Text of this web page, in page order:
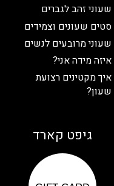
שעוני זהב לגברים
סטים שעונים וצמידים
שעוני מרובעים לנשים
איזה מידה אני?
איך מקטינים רצועת
שעון?
גיפט קארד